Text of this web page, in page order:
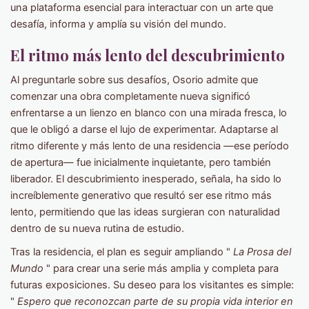
una plataforma esencial para interactuar con un arte que
desafía, informa y amplía su visión del mundo.
El ritmo más lento del descubrimiento
Al preguntarle sobre sus desafíos, Osorio admite que
comenzar una obra completamente nueva significó
enfrentarse a un lienzo en blanco con una mirada fresca, lo
que le obligó a darse el lujo de experimentar. Adaptarse al
ritmo diferente y más lento de una residencia —ese período
de apertura— fue inicialmente inquietante, pero también
liberador. El descubrimiento inesperado, señala, ha sido lo
increíblemente generativo que resultó ser ese ritmo más
lento, permitiendo que las ideas surgieran con naturalidad
dentro de su nueva rutina de estudio.
Tras la residencia, el plan es seguir ampliando " La Prosa del
Mundo " para crear una serie más amplia y completa para
futuras exposiciones. Su deseo para los visitantes es simple:
" Espero que reconozcan parte de su propia vida interior en